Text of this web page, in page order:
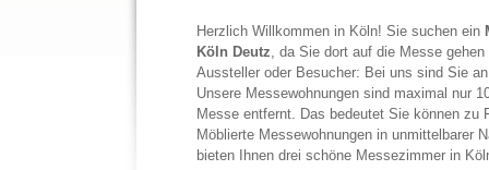
Herzlich Willkommen in Köln! Sie suchen ein
Köln Deutz, da Sie dort auf die Messe
Aussteller oder Besucher: Bei uns sind Sie
Unsere Messewohnungen sind maximal nur
Messe entfernt. Das bedeutet Sie können zu
Möblierte Messewohnungen in unmittelbarer
bieten Ihnen drei schöne Messezimmer in